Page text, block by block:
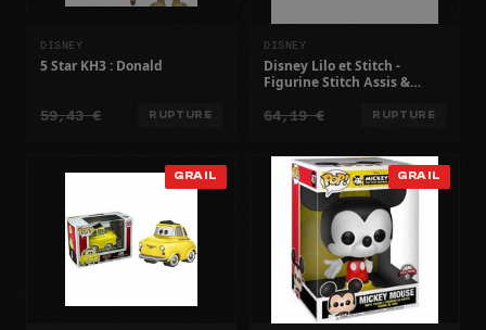
DISNEY
5 Star KH3 : Donald
59,43 € RUPTURE
DISNEY
Disney Lilo et Stitch -
Figurine Stitch Assis &
64,19 € RUPTURE
GRAIL GRAIL